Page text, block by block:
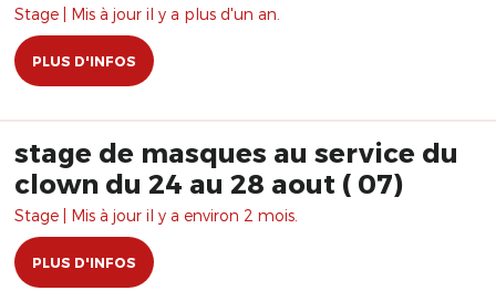
Stage | Mis à jour il y a plus d'un an.
PLUS D'INFOS
stage de masques au service du
clown du 24 au 28 aout ( 07)
Stage | Mis à jour il y a environ 2 mois.
PLUS D'INFOS